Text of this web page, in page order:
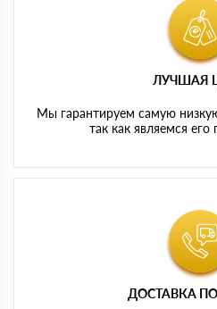
ЛУЧШАЯ
Мы гарантируем самую
так как являемся
ДОСТАВКА